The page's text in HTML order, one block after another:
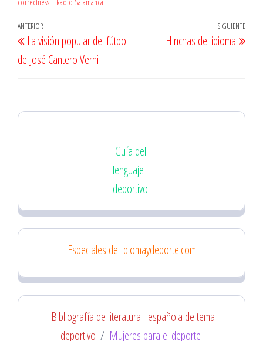
Navegación
de
entradas
Entrada
anterior
ANTERIOR
La visión popular del fútbol
de José Cantero Verni
SIGUIENTE
Hinchas del idioma
Guía del
lenguaje
deportivo
Especiales de Idiomaydeporte.com
Bibliografía de literatura española de tema
deportivo / Mujeres para el deporte